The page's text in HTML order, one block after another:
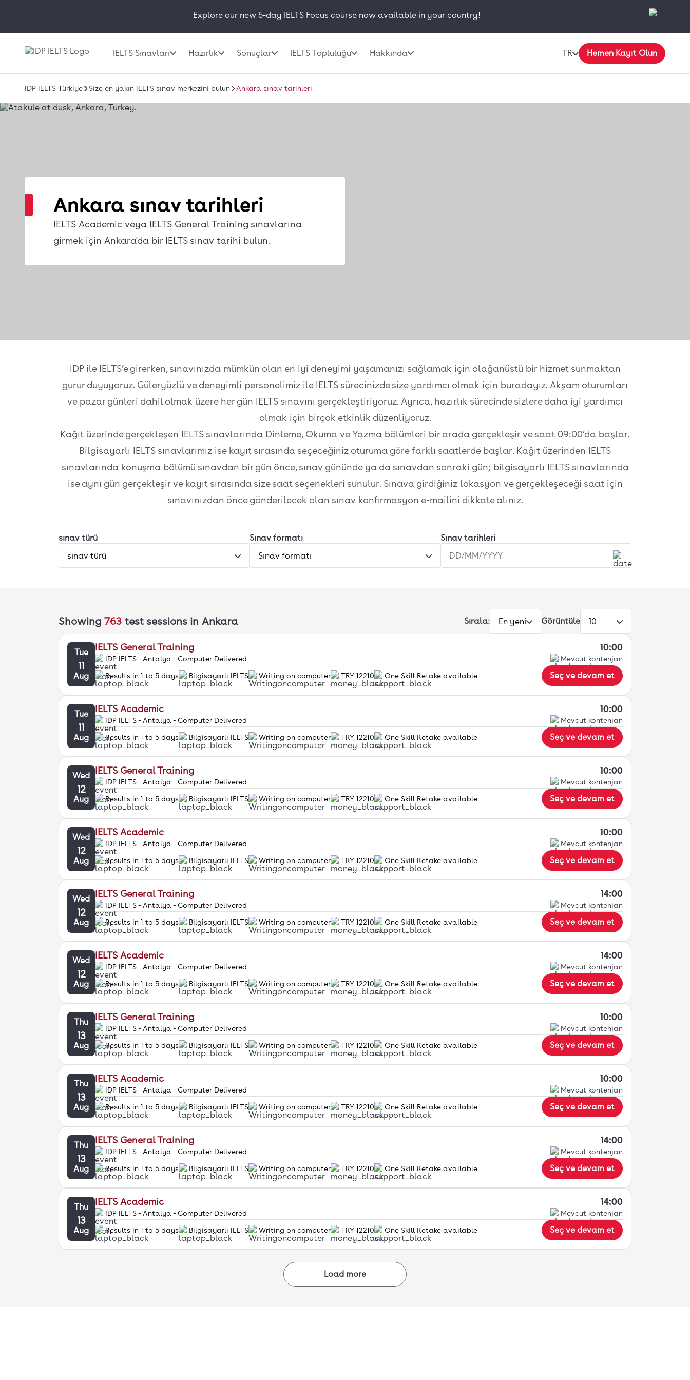
Explore our new 5-day IELTS Focus course now available in your country!
IELTS Sınavları Hazırlık Sonuçlar IELTS Topluluğu Hakkında TR Hemen Kayıt Olun
IDP IELTS Türkiye Size en yakın IELTS sınav merkezini bulun Ankara sınav tarihleri
Ankara sınav tarihleri
IELTS Academic veya IELTS General Training sınavlarına
girmek için Ankara'da bir IELTS sınav tarihi bulun.
IDP ile IELTS’e girerken, sınavınızda mümkün olan en iyi deneyimi yaşamanızı sağlamak için olağanüstü bir hizmet sunmaktan
gurur duyuyoruz. Güleryüzlü ve deneyimli personelimiz ile IELTS sürecinizde size yardımcı olmak için buradayız. Akşam oturumları
ve pazar günleri dahil olmak üzere her gün IELTS sınavını gerçekleştiriyoruz. Ayrıca, hazırlık sürecinde sizlere daha iyi yardımcı
olmak için birçok etkinlik düzenliyoruz.
Kağıt üzerinde gerçekleşen IELTS sınavlarında Dinleme, Okuma ve Yazma bölümleri bir arada gerçekleşir ve saat 09:00’da başlar.
Bilgisayarlı IELTS sınavlarımız ise kayıt sırasında seçeceğiniz oturuma göre farklı saatlerde başlar. Kağıt üzerinden IELTS
sınavlarında konuşma bölümü sınavdan bir gün önce, sınav gününde ya da sınavdan sonraki gün; bilgisayarlı IELTS sınavlarında
ise aynı gün gerçekleşir ve kayıt sırasında size saat seçenekleri sunulur. Sınava girdiğiniz lokasyon ve gerçekleşeceği saat için
sınavınızdan önce gönderilecek olan sınav konfirmasyon e-mailini dikkate alınız.
sınav türü
sınav türü
Sınav formatı
Sınav formatı
Sınav tarihleri
Showing 763 test sessions in Ankara Sırala: En yeni Görüntüle 10
Tue
11
Aug
IELTS General Training
IDP IELTS - Antalya - Computer Delivered
10:00
Mevcut kontenjan
Results in 1 to 5 days Bilgisayarlı IELTS Writing on computer TRY 12210 One Skill Retake available Seç ve devam et
Tue
11
Aug
IELTS Academic
IDP IELTS - Antalya - Computer Delivered
10:00
Mevcut kontenjan
Results in 1 to 5 days Bilgisayarlı IELTS Writing on computer TRY 12210 One Skill Retake available Seç ve devam et
Wed
12
Aug
IELTS General Training
IDP IELTS - Antalya - Computer Delivered
10:00
Mevcut kontenjan
Results in 1 to 5 days Bilgisayarlı IELTS Writing on computer TRY 12210 One Skill Retake available Seç ve devam et
Wed
12
Aug
IELTS Academic
IDP IELTS - Antalya - Computer Delivered
10:00
Mevcut kontenjan
Results in 1 to 5 days Bilgisayarlı IELTS Writing on computer TRY 12210 One Skill Retake available Seç ve devam et
Wed
12
Aug
IELTS General Training
IDP IELTS - Antalya - Computer Delivered
14:00
Mevcut kontenjan
Results in 1 to 5 days Bilgisayarlı IELTS Writing on computer TRY 12210 One Skill Retake available Seç ve devam et
Wed
12
Aug
IELTS Academic
IDP IELTS - Antalya - Computer Delivered
14:00
Mevcut kontenjan
Results in 1 to 5 days Bilgisayarlı IELTS Writing on computer TRY 12210 One Skill Retake available Seç ve devam et
Thu
13
Aug
IELTS General Training
IDP IELTS - Antalya - Computer Delivered
10:00
Mevcut kontenjan
Results in 1 to 5 days Bilgisayarlı IELTS Writing on computer TRY 12210 One Skill Retake available Seç ve devam et
Thu
13
Aug
IELTS Academic
IDP IELTS - Antalya - Computer Delivered
10:00
Mevcut kontenjan
Results in 1 to 5 days Bilgisayarlı IELTS Writing on computer TRY 12210 One Skill Retake available Seç ve devam et
Thu
13
Aug
IELTS General Training
IDP IELTS - Antalya - Computer Delivered
14:00
Mevcut kontenjan
Results in 1 to 5 days Bilgisayarlı IELTS Writing on computer TRY 12210 One Skill Retake available Seç ve devam et
Thu
13
Aug
IELTS Academic
IDP IELTS - Antalya - Computer Delivered
14:00
Mevcut kontenjan
Results in 1 to 5 days Bilgisayarlı IELTS Writing on computer TRY 12210 One Skill Retake available Seç ve devam et
Load more